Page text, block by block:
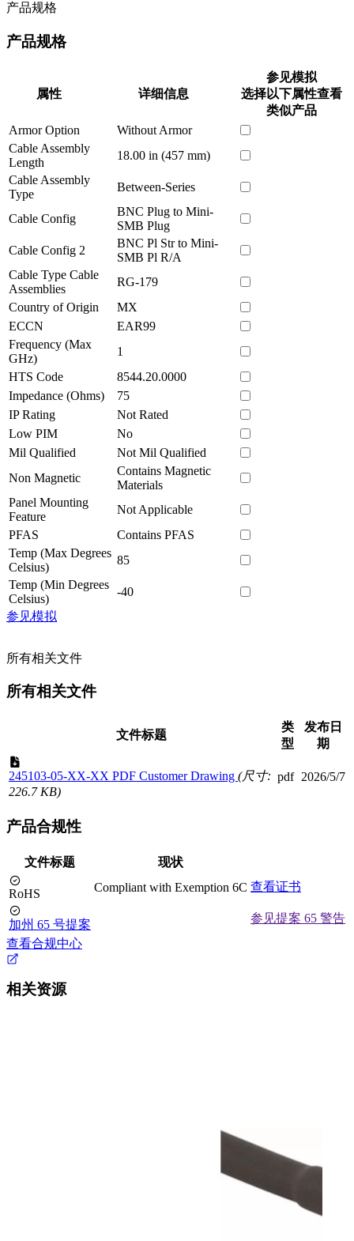
产品规格
产品规格
属性 详细信息
参见模拟
选择以下属性查看
类似产品
Armor Option
Without Armor
Cable Assembly
Length
18.00 in (457 mm)
Cable Assembly
Type
Between-Series
Cable Config
BNC Plug to Mini-
SMB Plug
Cable Config 2
BNC Pl Str to Mini-
SMB Pl R/A
Cable Type Cable
Assemblies
RG-179
Country of Origin
MX
ECCN
EAR99
Frequency (Max
GHz)
1
HTS Code
8544.20.0000
Impedance (Ohms)
75
IP Rating
Not Rated
Low PIM
No
Mil Qualified
Not Mil Qualified
Non Magnetic
Contains Magnetic
Materials
Panel Mounting
Feature
Not Applicable
PFAS
Contains PFAS
Temp (Max Degrees
Celsius)
85
Temp (Min Degrees
Celsius)
-40
参见模拟
所有相关文件
所有相关文件
文件标题
类
型
发布日
期
245103-05-XX-XX PDF Customer Drawing (尺寸:
226.7 KB)
pdf 2026/5/7
产品合规性
文件标题 现状
RoHS Compliant with Exemption 6C 查看证书
加州 65 号提案
参见提案 65 警告
查看合规中心
相关资源